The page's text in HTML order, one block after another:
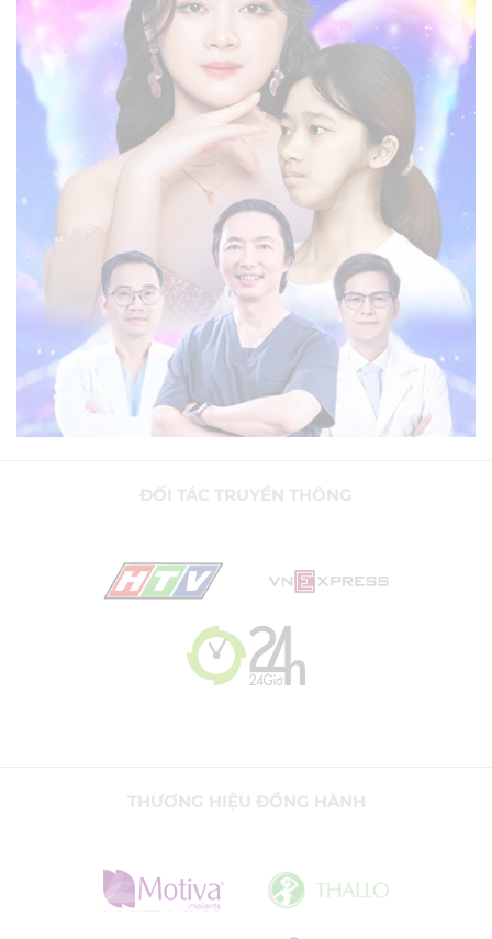
ĐỐI TÁC TRUYỀN THÔNG
THƯƠNG HIỆU ĐỒNG HÀNH